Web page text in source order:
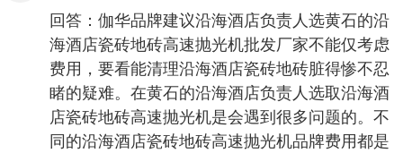
回答：伽华品牌建议沿海酒店负责人选黄石的沿
海酒店瓷砖地砖高速抛光机批发厂家不能仅考虑
费用，要看能清理沿海酒店瓷砖地砖脏得惨不忍
睹的疑难。在黄石的沿海酒店负责人选取沿海酒
店瓷砖地砖高速抛光机是会遇到很多问题的。不
同的沿海酒店瓷砖地砖高速抛光机品牌费用都是